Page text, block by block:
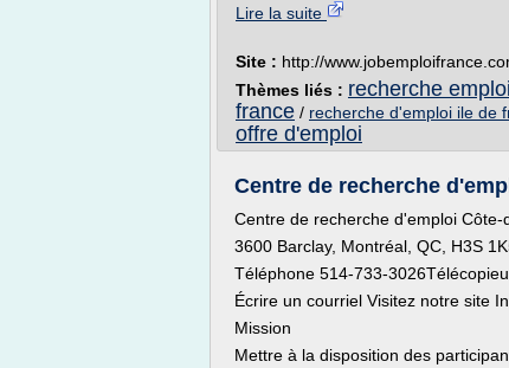
Lire la suite
Site : http://
Thèmes liés : recherche
france / recherche d'emploi ile de
offre d'emploi
Centre de recherche
Centre de recherche d'emploi Côte-
3600 Barclay, Montréal, QC, H3S
Téléphone 514-733-
Écrire un courriel Visitez notre site
Mission
Mettre à la disposition des